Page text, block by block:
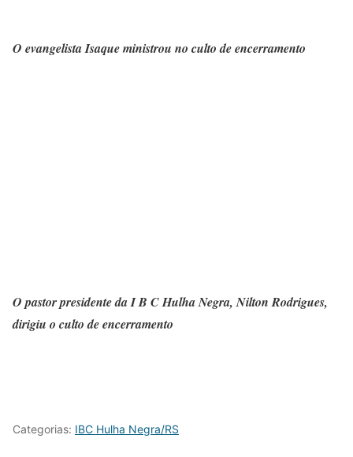
O evangelista Isaque ministrou no culto de encerramento
O pastor presidente da I B C Hulha Negra, Nilton Rodrigues,
dirigiu o culto de encerramento
Categorias: IBC Hulha Negra/RS